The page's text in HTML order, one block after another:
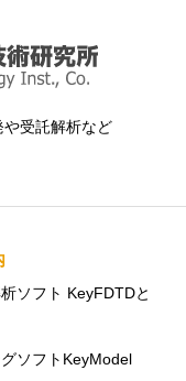
受託解析など
ソフト KeyFDTDと
ソフトKeyModel